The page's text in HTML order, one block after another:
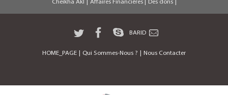
Cheikha Akl | Affaires Financières | Des dons |
BARID
HOME_PAGE | Qui Sommes-Nous ? | Nous Contacter